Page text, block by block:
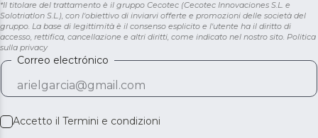
*Il titolare del trattamento è il gruppo Cecotec (Cecotec Innovaciones S.L. e
Solotriatlon S.L.), con l'obiettivo di inviarvi offerte e promozioni delle società del
gruppo. La base di legittimità è il consenso esplicito e l'utente ha il diritto di
accesso, rettifica, cancellazione e altri diritti, come indicato nel nostro sito. Politica
sulla privacy
Correo electrónico
Accetto il Termini e condizioni